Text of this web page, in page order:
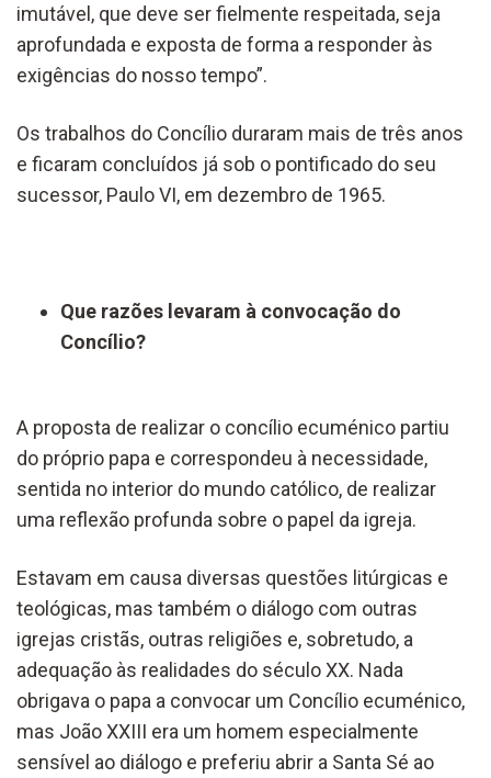
imutável, que deve ser fielmente respeitada, seja
aprofundada e exposta de forma a responder às
exigências do nosso tempo”.
Os trabalhos do Concílio duraram mais de três anos
e ficaram concluídos já sob o pontificado do seu
sucessor, Paulo VI, em dezembro de 1965.
Que razões levaram à convocação do
Concílio?
A proposta de realizar o concílio ecuménico partiu
do próprio papa e correspondeu à necessidade,
sentida no interior do mundo católico, de realizar
uma reflexão profunda sobre o papel da igreja.
Estavam em causa diversas questões litúrgicas e
teológicas, mas também o diálogo com outras
igrejas cristãs, outras religiões e, sobretudo, a
adequação às realidades do século XX. Nada
obrigava o papa a convocar um Concílio ecuménico,
mas João XXIII era um homem especialmente
sensível ao diálogo e preferiu abrir a Santa Sé ao